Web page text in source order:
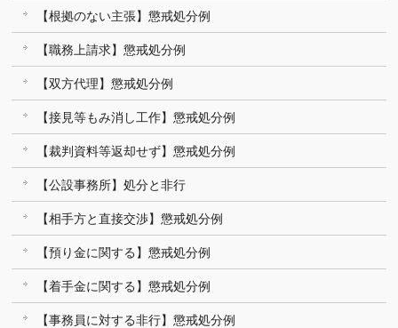
【根拠のない主張】懲戒処分例
【職務上請求】懲戒処分例
【双方代理】懲戒処分例
【接見等もみ消し工作】懲戒処分例
【裁判資料等返却せず】懲戒処分例
【公設事務所】処分と非行
【相手方と直接交渉】懲戒処分例
【預り金に関する】懲戒処分例
【着手金に関する】懲戒処分例
【事務員に対する非行】懲戒処分例